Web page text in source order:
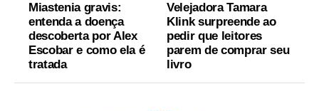
Miastenia gravis:
entenda a doença
descoberta por Alex
Escobar e como ela é
tratada
Velejadora Tamara
Klink surpreende ao
pedir que leitores
parem de comprar seu
livro